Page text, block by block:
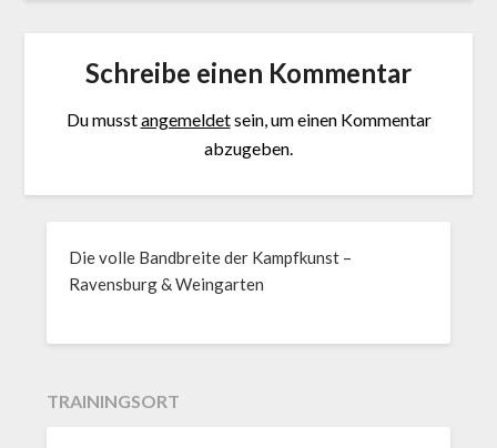
Schreibe einen Kommentar
Du musstangemeldetsein, um einen Kommentar
abzugeben.
Die volle Bandbreite der Kampfkunst –
Ravensburg & Weingarten
TRAININGSORT